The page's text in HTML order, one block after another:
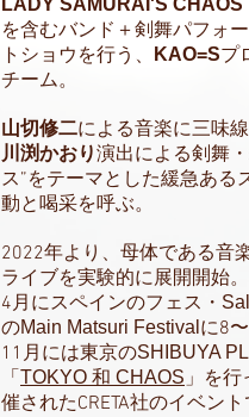
LADY SAMURAI'S CHAOS
を含むバンド＋剣舞パフォ
トショウを行う、
KAO=Sプ
チーム。
山切修二による音楽に三味
川渕かおり演出による剣舞
ス”をテーマとした緩急あ
動と喝采を呼ぶ。
2022年より、母体である音
ライブを実験的に展開開始。
4月にスペインのフェス・
のMain Matsuri Festival に8
11月には東京のSHIBUYA
「 TOKYO 和 CHAOS」を行
催されたCRETA社のイベン